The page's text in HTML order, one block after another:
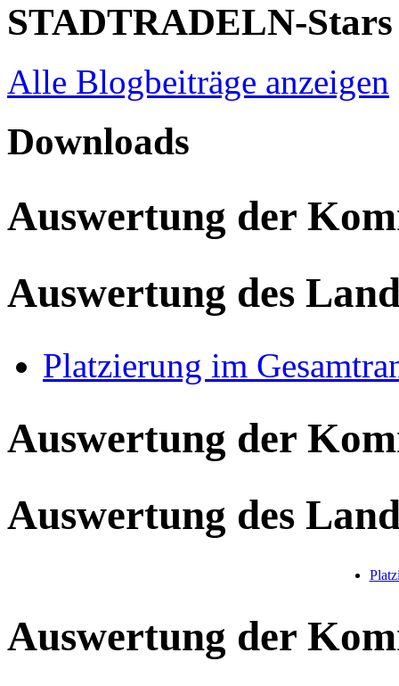
STADTRADELN-Stars
Alle Blogbeiträge anzeigen
Downloads
Auswertung der
Auswertung des
Platzierung im
Auswertung der
Auswertung des
Auswertung der